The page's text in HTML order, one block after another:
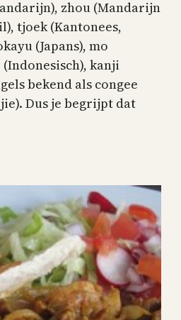
zhou (Mandarijn
tjoek (Kantonees,
(Japans), mo
kanji
bekend als congee
Dus je begrijpt dat